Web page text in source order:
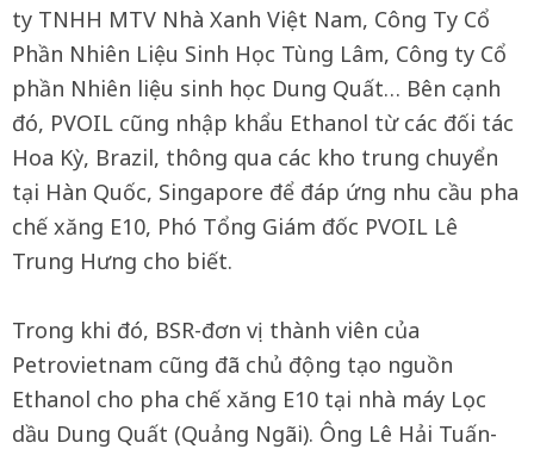
ty TNHH MTV Nhà Xanh Việt Nam, Công Ty Cổ
Phần Nhiên Liệu Sinh Học Tùng Lâm, Công ty Cổ
phần Nhiên liệu sinh học Dung Quất… Bên cạnh
đó, PVOIL cũng nhập khẩu Ethanol từ các đối tác
Hoa Kỳ, Brazil, thông qua các kho trung chuyển
tại Hàn Quốc, Singapore để đáp ứng nhu cầu pha
chế xăng E10, Phó Tổng Giám đốc PVOIL Lê
Trung Hưng cho biết.
Trong khi đó, BSR-đơn vị thành viên của
Petrovietnam cũng đã chủ động tạo nguồn
Ethanol cho pha chế xăng E10 tại nhà máy Lọc
dầu Dung Quất (Quảng Ngãi). Ông Lê Hải Tuấn-